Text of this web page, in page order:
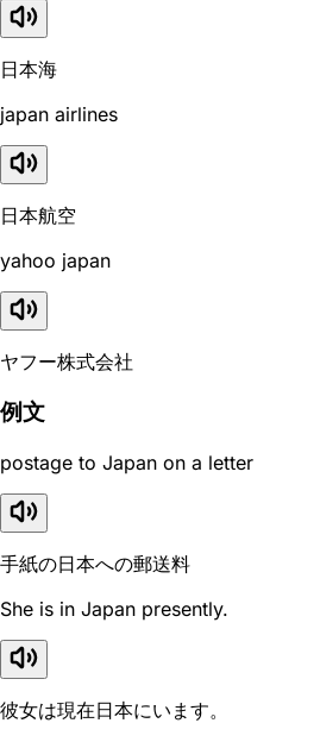
日本海
japan airlines
日本航空
yahoo japan
ヤフー株式会社
例文
postage to Japan on a letter
手紙の日本への郵送料
She is in Japan presently.
彼女は現在日本にいます。